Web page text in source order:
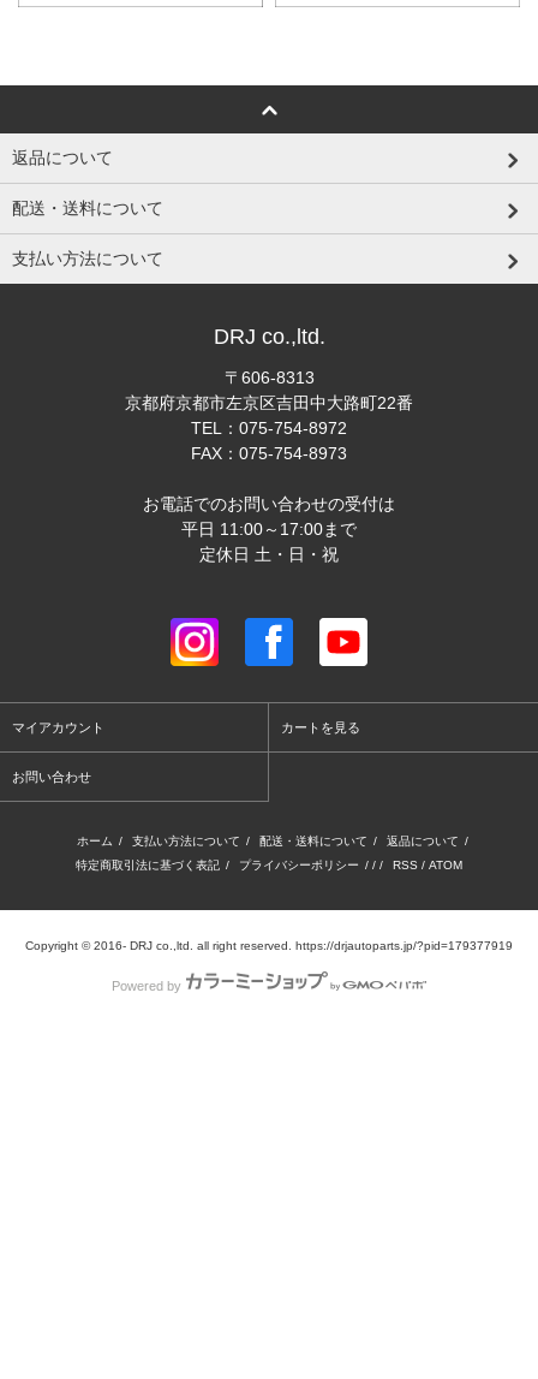
返品について
配送・送料について
支払い方法について
DRJ co.,ltd.
〒606-8313
京都府京都市左京区吉田中大路町22番
TEL：075-754-8972
FAX：075-754-8973
お電話でのお問い合わせの受付は
平日 11:00～17:00まで
定休日 土・日・祝
マイアカウント カートを見る
お問い合わせ
ホーム / 支払い方法について / 配送・送料について / 返品について /
特定商取引法に基づく表記 / プライバシーポリシー / / / RSS / ATOM
Copyright © 2016- DRJ co.,ltd. all right reserved. https://drjautoparts.jp/?pid=179377919
Powered by